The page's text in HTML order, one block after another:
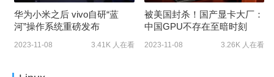
华为小米之后 vivo自研“蓝
河”操作系统重磅发布
2023-11-08 3.41K 人在看
被美国封杀！国产显卡大厂：
中国GPU不存在至暗时刻
2023-11-08 3.26K 人在看